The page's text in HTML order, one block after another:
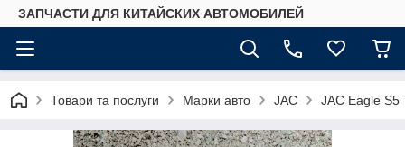
ЗАПЧАСТИ ДЛЯ КИТАЙСКИХ АВТОМОБИЛЕЙ
Товари та послуги Марки авто JAC JAC Eagle S5